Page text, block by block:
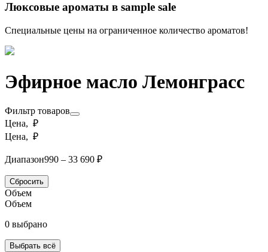
Люксовые ароматы в sample sale
Специальные цены на ограниченное количество ароматов!
Эфирное масло Лемонграсс
Фильтр товаров
Цена, ₽
Цена, ₽
Диапазон990 – 33 690 ₽
Сбросить
Объем
Объем
0 выбрано
Выбрать всё